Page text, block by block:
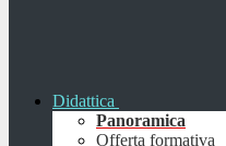
Didattica
Panoramica
Offerta formativa